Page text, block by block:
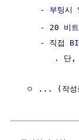
     -
부팅시
     - 20
비트
     - 직접
. 단,